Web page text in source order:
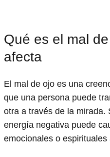
Qué es el mal
afecta
El mal de ojo es una
que una persona puede
otra a través de la mirada.
energía negativa puede
emocionales o